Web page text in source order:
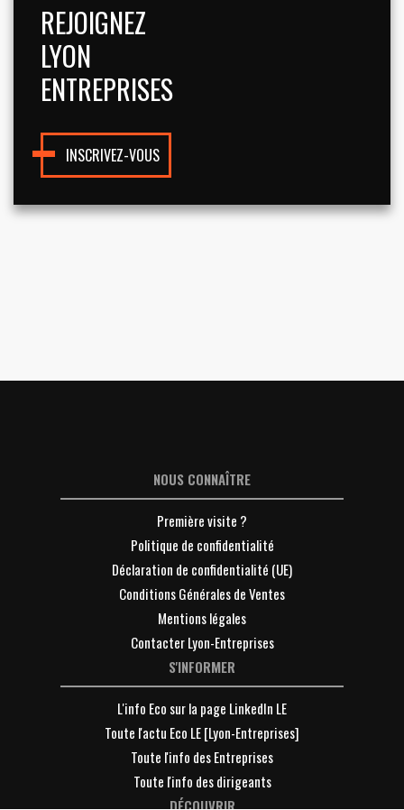
REJOIGNEZ
LYON
ENTREPRISES
INSCRIVEZ-VOUS
NOUS CONNAÎTRE
Première visite ?
Politique de confidentialité
Déclaration de confidentialité (UE)
Conditions Générales de Ventes
Mentions légales
Contacter Lyon-Entreprises
S'INFORMER
L'info Eco sur la page LinkedIn LE
Toute l'actu Eco LE [Lyon-Entreprises]
Toute l'info des Entreprises
Toute l'info des dirigeants
DÉCOUVRIR